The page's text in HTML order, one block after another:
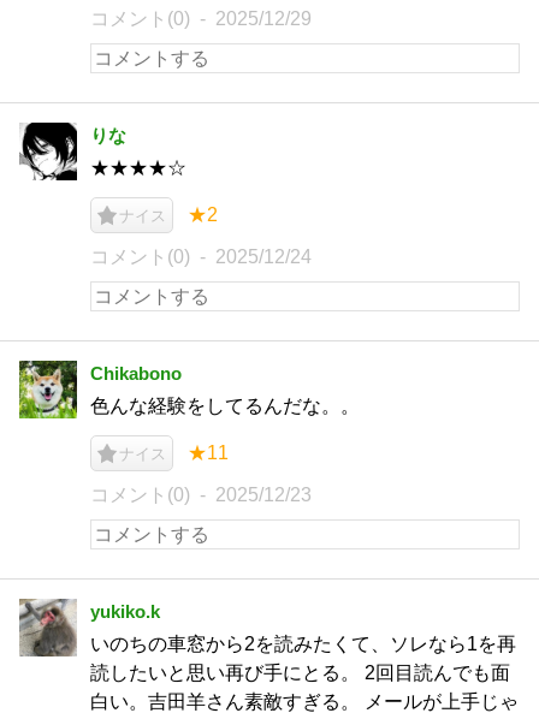
コメント(0) 2025/12/29
りな
★★★★☆
ナイス ★2
コメント(0) 2025/12/24
Chikabono
色んな経験をしてるんだな。。
ナイス ★11
コメント(0) 2025/12/23
yukiko.k
いのちの車窓から2を読みたくて、ソレなら1を再
読したいと思い再び手にとる。 2回目読んでも面
白い。吉田羊さん素敵すぎる。 メールが上手じゃ